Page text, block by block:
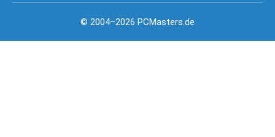
© 2004–2026 PCMasters.de